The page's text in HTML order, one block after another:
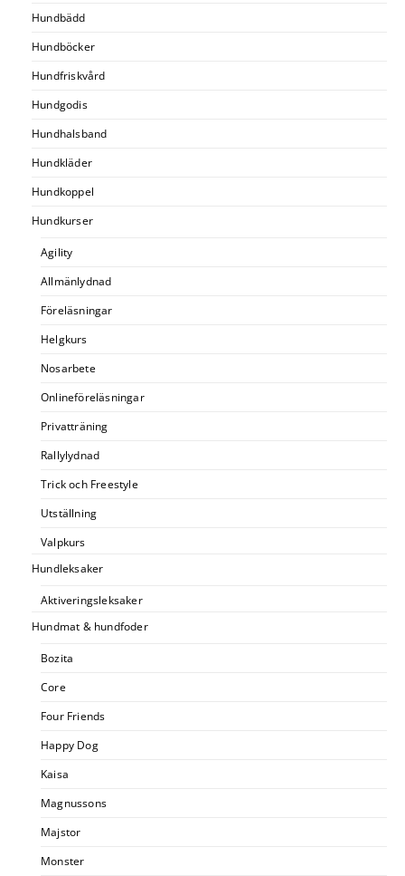
Hundbädd
Hundböcker
Hundfriskvård
Hundgodis
Hundhalsband
Hundkläder
Hundkoppel
Hundkurser
Agility
Allmänlydnad
Föreläsningar
Helgkurs
Nosarbete
Onlineföreläsningar
Privatträning
Rallylydnad
Trick och Freestyle
Utställning
Valpkurs
Hundleksaker
Aktiveringsleksaker
Hundmat & hundfoder
Bozita
Core
Four Friends
Happy Dog
Kaisa
Magnussons
Majstor
Monster